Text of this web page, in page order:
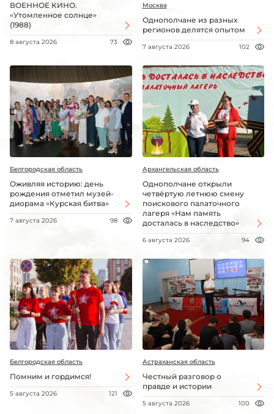
ВОЕННОЕ КИНО.
«Утомленное солнце»
(1988)
8 августа 2026 73
Москва
Однополчане из разных
регионов делятся опытом
7 августа 2026 102
Белгородская область
Оживляя историю: день
рождения отметил музей-
диорама «Курская битва»
7 августа 2026 98
Архангельская область
Однополчане открыли
четвёртую летнюю смену
поискового палаточного
лагеря «Нам память
досталась в наследство»
6 августа 2026 94
Белгородская область
Помним и гордимся!
5 августа 2026 121
Астраханская область
Честный разговор о
правде и истории
5 августа 2026 100